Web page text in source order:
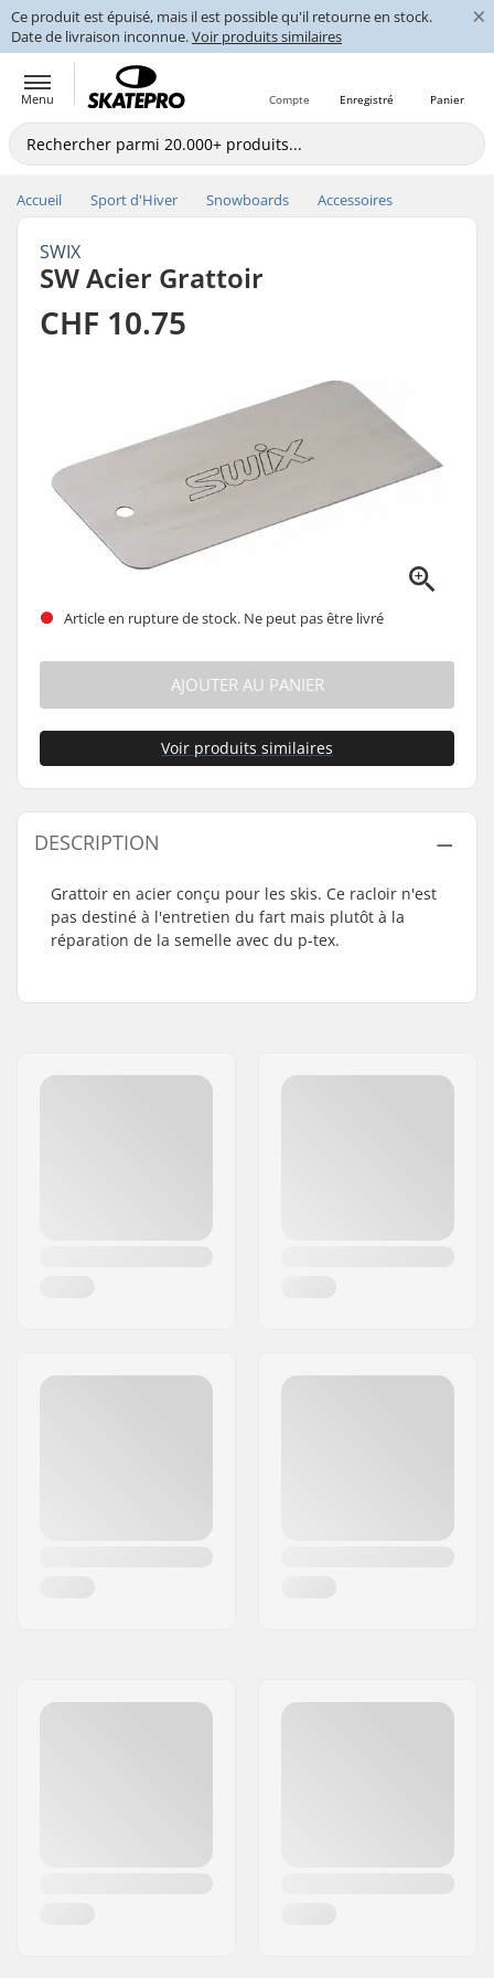
Ce produit est épuisé, mais il est possible qu'il retourne en stock.
Date de livraison inconnue.Voir produits similaires
×
Menu Panier
Enregistré
Compte
Accueil Sport d'Hiver Snowboards Accessoires
SWIX
SW Acier Grattoir
CHF 10.75
Article en rupture de stock. Ne peut pas être livré
AJOUTER AU PANIER
Voir produits similaires
DESCRIPTION
Grattoir en acier conçu pour les skis. Ce racloir n'est
pas destiné à l'entretien du fart mais plutôt à la
réparation de la semelle avec du p-tex.